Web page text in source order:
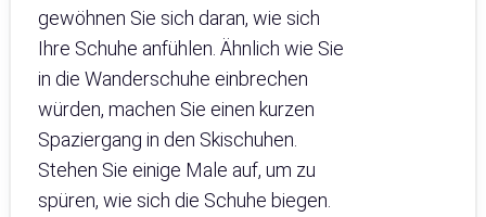
gewöhnen Sie sich daran, wie sich
Ihre Schuhe anfühlen. Ähnlich wie Sie
in die Wanderschuhe einbrechen
würden, machen Sie einen kurzen
Spaziergang in den Skischuhen.
Stehen Sie einige Male auf, um zu
spüren, wie sich die Schuhe biegen.